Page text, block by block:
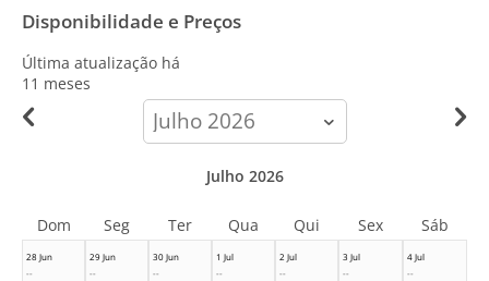
Disponibilidade e Preços
Última atualização há
11 meses
calendar-
month
28 Jun
--
29 Jun
--
30 Jun
--
1 Jul
--
2 Jul
--
3 Jul
--
4 Jul
--
Julho 2026
Dom Seg Ter Qua Qui Sex Sáb